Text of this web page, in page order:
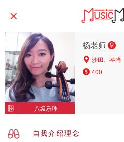
八级乐理
杨老师
沙田、荃湾
400
自我介绍理念